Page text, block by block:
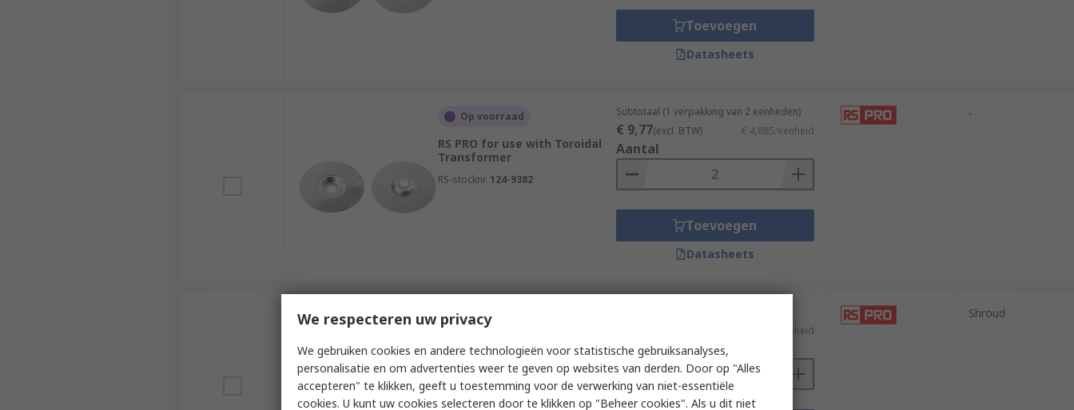
Toevoegen
Datasheets
Op voorraad
RS PRO for use with Toroidal
Transformer
RS-stocknr. 124-9382
Subtotaal (1 verpakking van 2 eenheden)
€ 9,77(excl. BTW) € 4,885/eenheid
Aantal
Toevoegen
Datasheets
-
Op voorraad
RS PRO, Shroud for use with 6
VA Transformer
RS-stocknr. 503-912
€ 2,41/eenheid
Aantal
Shroud
We respecteren uw privacy
We gebruiken cookies en andere technologieën voor statistische gebruiksanalyses,
personalisatie en om advertenties weer te geven op websites van derden. Door op "Alles
accepteren" te klikken, geeft u toestemming voor de verwerking van niet-essentiële
cookies. U kunt uw cookies selecteren door te klikken op "Beheer cookies". Als u dit niet